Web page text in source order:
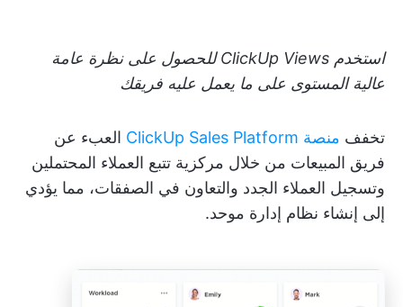
استخدم ClickUp Views للحصول على نظرة عامة
عالية المستوى على ما يعمل عليه فريقك
تخفف منصة ClickUp Sales Platform
العبء عن
فريق المبيعات من خلال مركزية تتبع العملاء المحتملين
وتسجيل العملاء الجدد والتعاون في الصفقات، مما يؤدي
إلى إنشاء نظام إدارة موحد.